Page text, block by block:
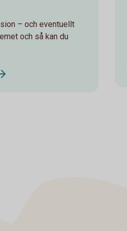
– och eventuellt
och så kan du